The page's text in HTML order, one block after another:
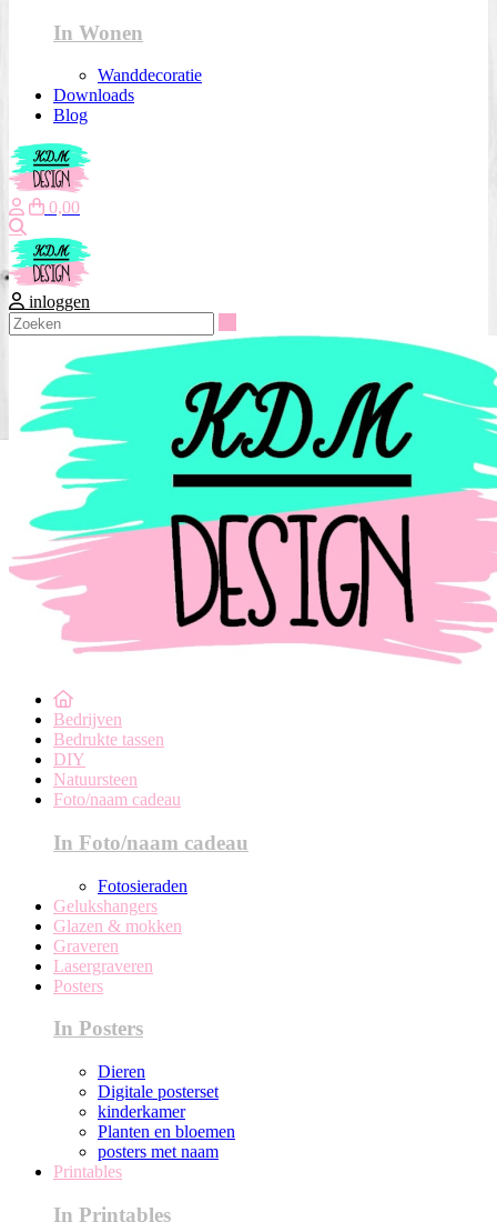
In Wonen
Wanddecoratie
Downloads
Blog
0,00
inloggen
Bedrijven
Bedrukte tassen
DIY
Natuursteen
Foto/naam cadeau
In Foto/naam cadeau
Fotosieraden
Gelukshangers
Glazen & mokken
Graveren
Lasergraveren
Posters
In Posters
Dieren
Digitale posterset
kinderkamer
Planten en bloemen
posters met naam
Printables
In Printables